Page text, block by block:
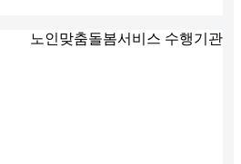
노인맞춤돌봄서비스 수행기관